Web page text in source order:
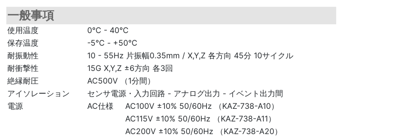
一般事項
使用温度
0℃ - 40℃
保存温度
-5℃ - +50℃
耐振動性
10 - 55Hz 片振幅0.35mm / X,Y,Z 各方向 45分 10サイクル
耐衝撃性
15G X,Y,Z ±6方向 各3回
絶縁耐圧
AC500V （1分間）
アイソレーション
センサ電源・入力回路 - アナログ出力 - イベント出力間
電源
AC仕様
AC100V ±10% 50/60Hz （KAZ-738-A10）
AC115V ±10% 50/60Hz （KAZ-738-A11）
AC200V ±10% 50/60Hz （KAZ-738-A20）